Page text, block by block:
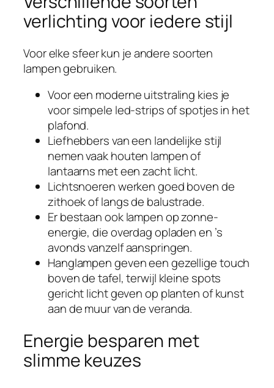
verlichting voor iedere stijl
Voor elke sfeer kun je andere soorten
lampen gebruiken.
Voor een moderne uitstraling kies je
voor simpele led-strips of spotjes in het
plafond.
Liefhebbers van een landelijke stijl
nemen vaak houten lampen of
lantaarns met een zacht licht.
Lichtsnoeren werken goed boven de
zithoek of langs de balustrade.
Er bestaan ook lampen op zonne-
energie, die overdag opladen en ’s
avonds vanzelf aanspringen.
Hanglampen geven een gezellige touch
boven de tafel, terwijl kleine spots
gericht licht geven op planten of kunst
aan de muur van de veranda.
Energie besparen met
slimme keuzes